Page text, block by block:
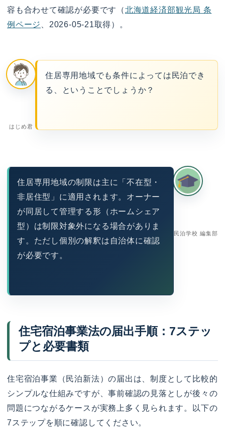
容も合わせて確認が必要です（北海道経済部観光局 条
例ページ
、2026-05-21取得）。
はじめ君
住居専用地域でも条件によっては民泊でき
る、ということでしょうか？
民泊学校 編集部
住居専用地域の制限は主に「不在型・
非居住型」に適用されます。オーナー
が同居して管理する形（ホームシェア
型）は制限対象外になる場合がありま
す。ただし個別の解釈は自治体に確認
が必要です。
住宅宿泊事業法の届出手順：7ステッ
プと必要書類
住宅宿泊事業（民泊新法）の届出は、制度として比較的
シンプルな仕組みですが、事前確認の見落としが後々の
問題につながるケースが実務上多く見られます。以下の
7ステップを順に確認してください。